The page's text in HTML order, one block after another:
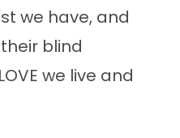
we have, and
blind
we live and